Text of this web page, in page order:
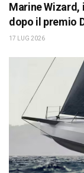
Marine
dopo il premio
17 LUG 2026